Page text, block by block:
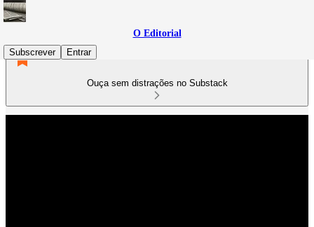
O Editorial
Subscrever
Entrar
Ouça sem distrações no Substack